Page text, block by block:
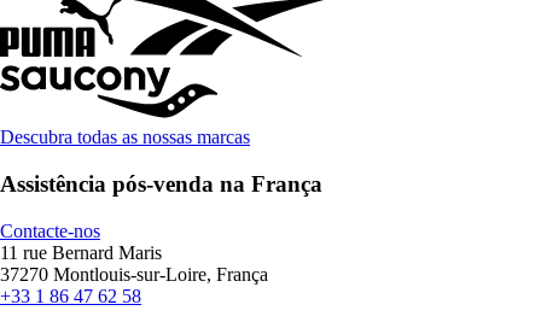
Descubra todas as nossas marcas
Assistência pós-venda na França
Contacte-nos
11 rue Bernard Maris
37270 Montlouis-sur-Loire, França
+33 1 86 47 62 58